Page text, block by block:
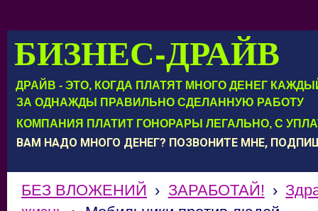
БИЗНЕС-ДРАЙВ
ДРАЙВ - ЭТО, КОГДА ПЛАТЯТ МНОГО ДЕНЕГ
КОМПАНИЯ ПЛАТИТ ГОНОРАРЫ ЛЕГАЛЬНО, С
ЗА ОДНАЖДЫ ПРАВИЛЬНО СДЕЛАННУЮ РАБОТУ
ВАМ НАДО МНОГО ДЕНЕГ? ПОЗВОНИТЕ МНЕ,
БЕЗ ВЛОЖЕНИЙ › ЗАРАБОТАЙ! ›